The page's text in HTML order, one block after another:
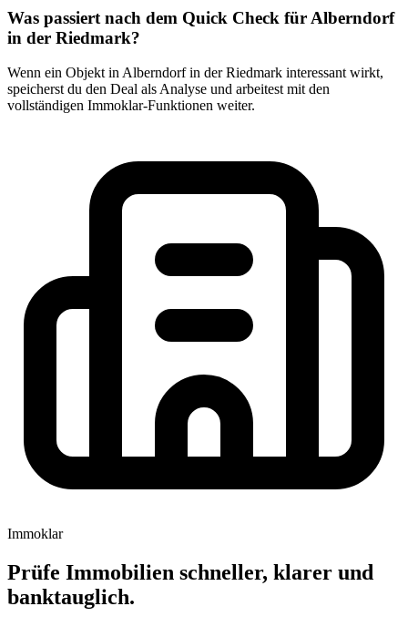
Was passiert nach dem Quick Check für Alberndorf
in der Riedmark?
Wenn ein Objekt in Alberndorf in der Riedmark interessant wirkt,
speicherst du den Deal als Analyse und arbeitest mit den
vollständigen Immoklar-Funktionen weiter.
Immoklar
Prüfe Immobilien schneller, klarer und
banktauglich.